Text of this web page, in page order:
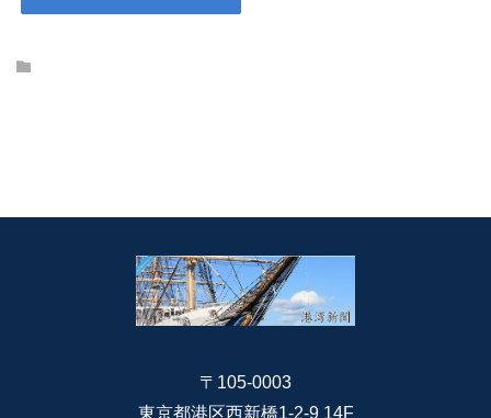
〒105-0003
東京都港区西新橋1-2-9 14F